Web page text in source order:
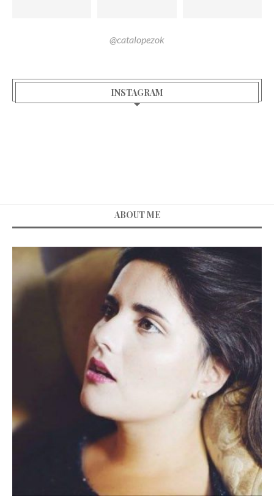
@catalopezok
INSTAGRAM
ABOUT ME